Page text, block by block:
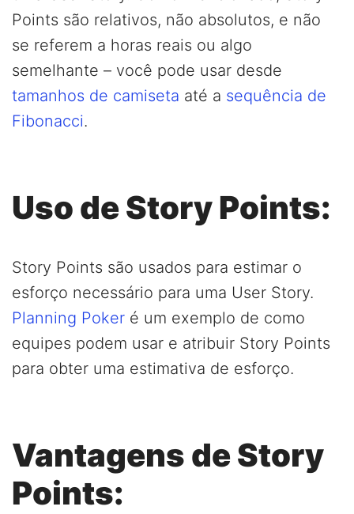
Points são relativos, não absolutos, e não
se referem a horas reais ou algo
semelhante – você pode usar desde
tamanhos de camiseta até a sequência de
Fibonacci.
Uso de Story Points:
Story Points são usados para estimar o
esforço necessário para uma User Story.
Planning Poker é um exemplo de como
equipes podem usar e atribuir Story Points
para obter uma estimativa de esforço.
Vantagens de Story
Points: